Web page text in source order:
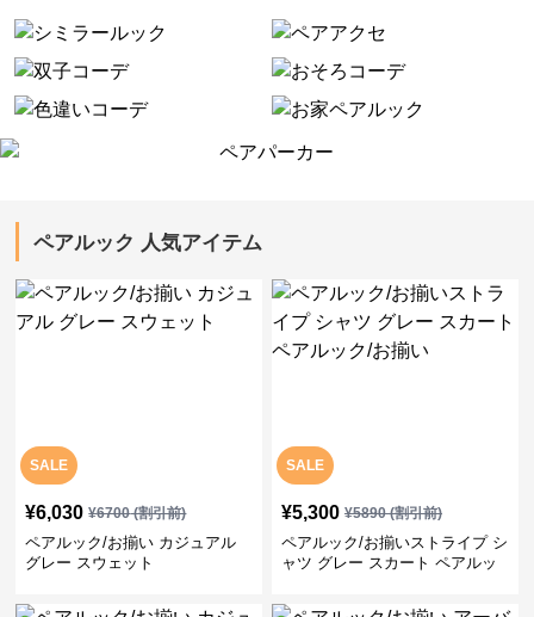
ペアルック 人気アイテム
SALE
¥6,030 ¥6700(割引前)
ペアルック/お揃い カジュアル
グレー スウェット
SALE
¥5,300 ¥5890(割引前)
ペアルック/お揃いストライプ シ
ャツ グレー スカート ペアルッ